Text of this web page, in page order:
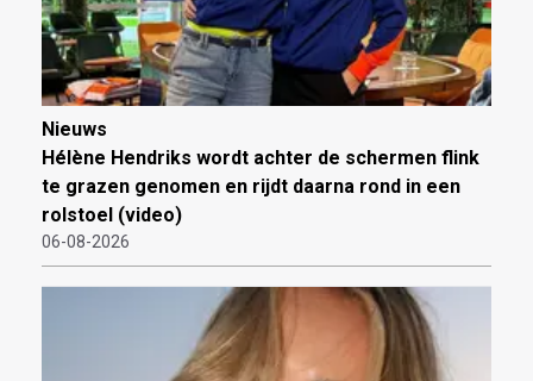
Nieuws
Hélène Hendriks wordt achter de schermen flink
te grazen genomen en rijdt daarna rond in een
rolstoel (video)
06-08-2026